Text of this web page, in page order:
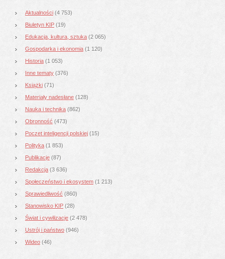
Aktualności (4 753)
Biuletyn KIP (19)
Edukacja, kultura, sztuka (2 065)
Gospodarka i ekonomia (1 120)
Historia (1 053)
Inne tematy (376)
Książki (71)
Materiały nadesłane (128)
Nauka i technika (862)
Obronność (473)
Poczet inteligencji polskiej (15)
Polityka (1 853)
Publikacje (87)
Redakcja (3 636)
Społeczeństwo i ekosystem (1 213)
Sprawiedliwość (860)
Stanowisko KIP (28)
Świat i cywilizacje (2 478)
Ustrój i państwo (946)
Wideo (46)